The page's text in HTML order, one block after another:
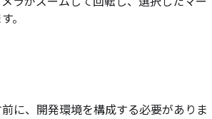
。
前に、開発環境を構成する必要がありま